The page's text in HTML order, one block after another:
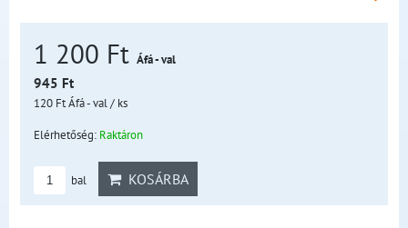
1 200 Ft Áfá - val
945 Ft
120 FtÁfá - val/ ks
Elérhetőség: Raktáron
bal KOSÁRBA